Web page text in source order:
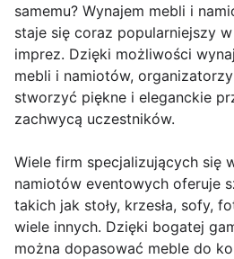
samemu? Wynajem mebli i
staje się coraz popularniejszy
imprez. Dzięki możliwości
mebli i namiotów,
stworzyć piękne i eleganckie
zachwycą uczestników.
Wiele firm specjalizujących się
namiotów eventowych oferuje
takich jak stoły, krzesła, sofy,
wiele innych. Dzięki bogatej
można dopasować meble do